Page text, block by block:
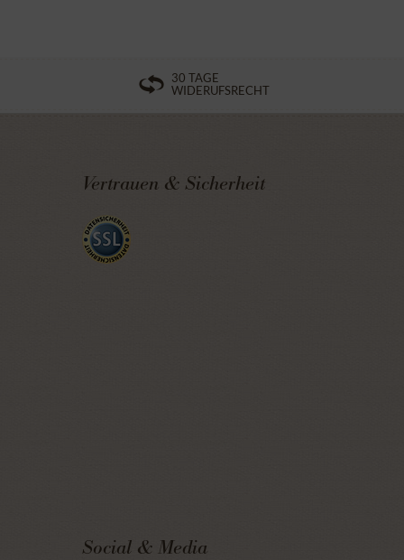
30 TAGE
WIDERUFSRECHT
Vertrauen & Sicherheit
Social & Media